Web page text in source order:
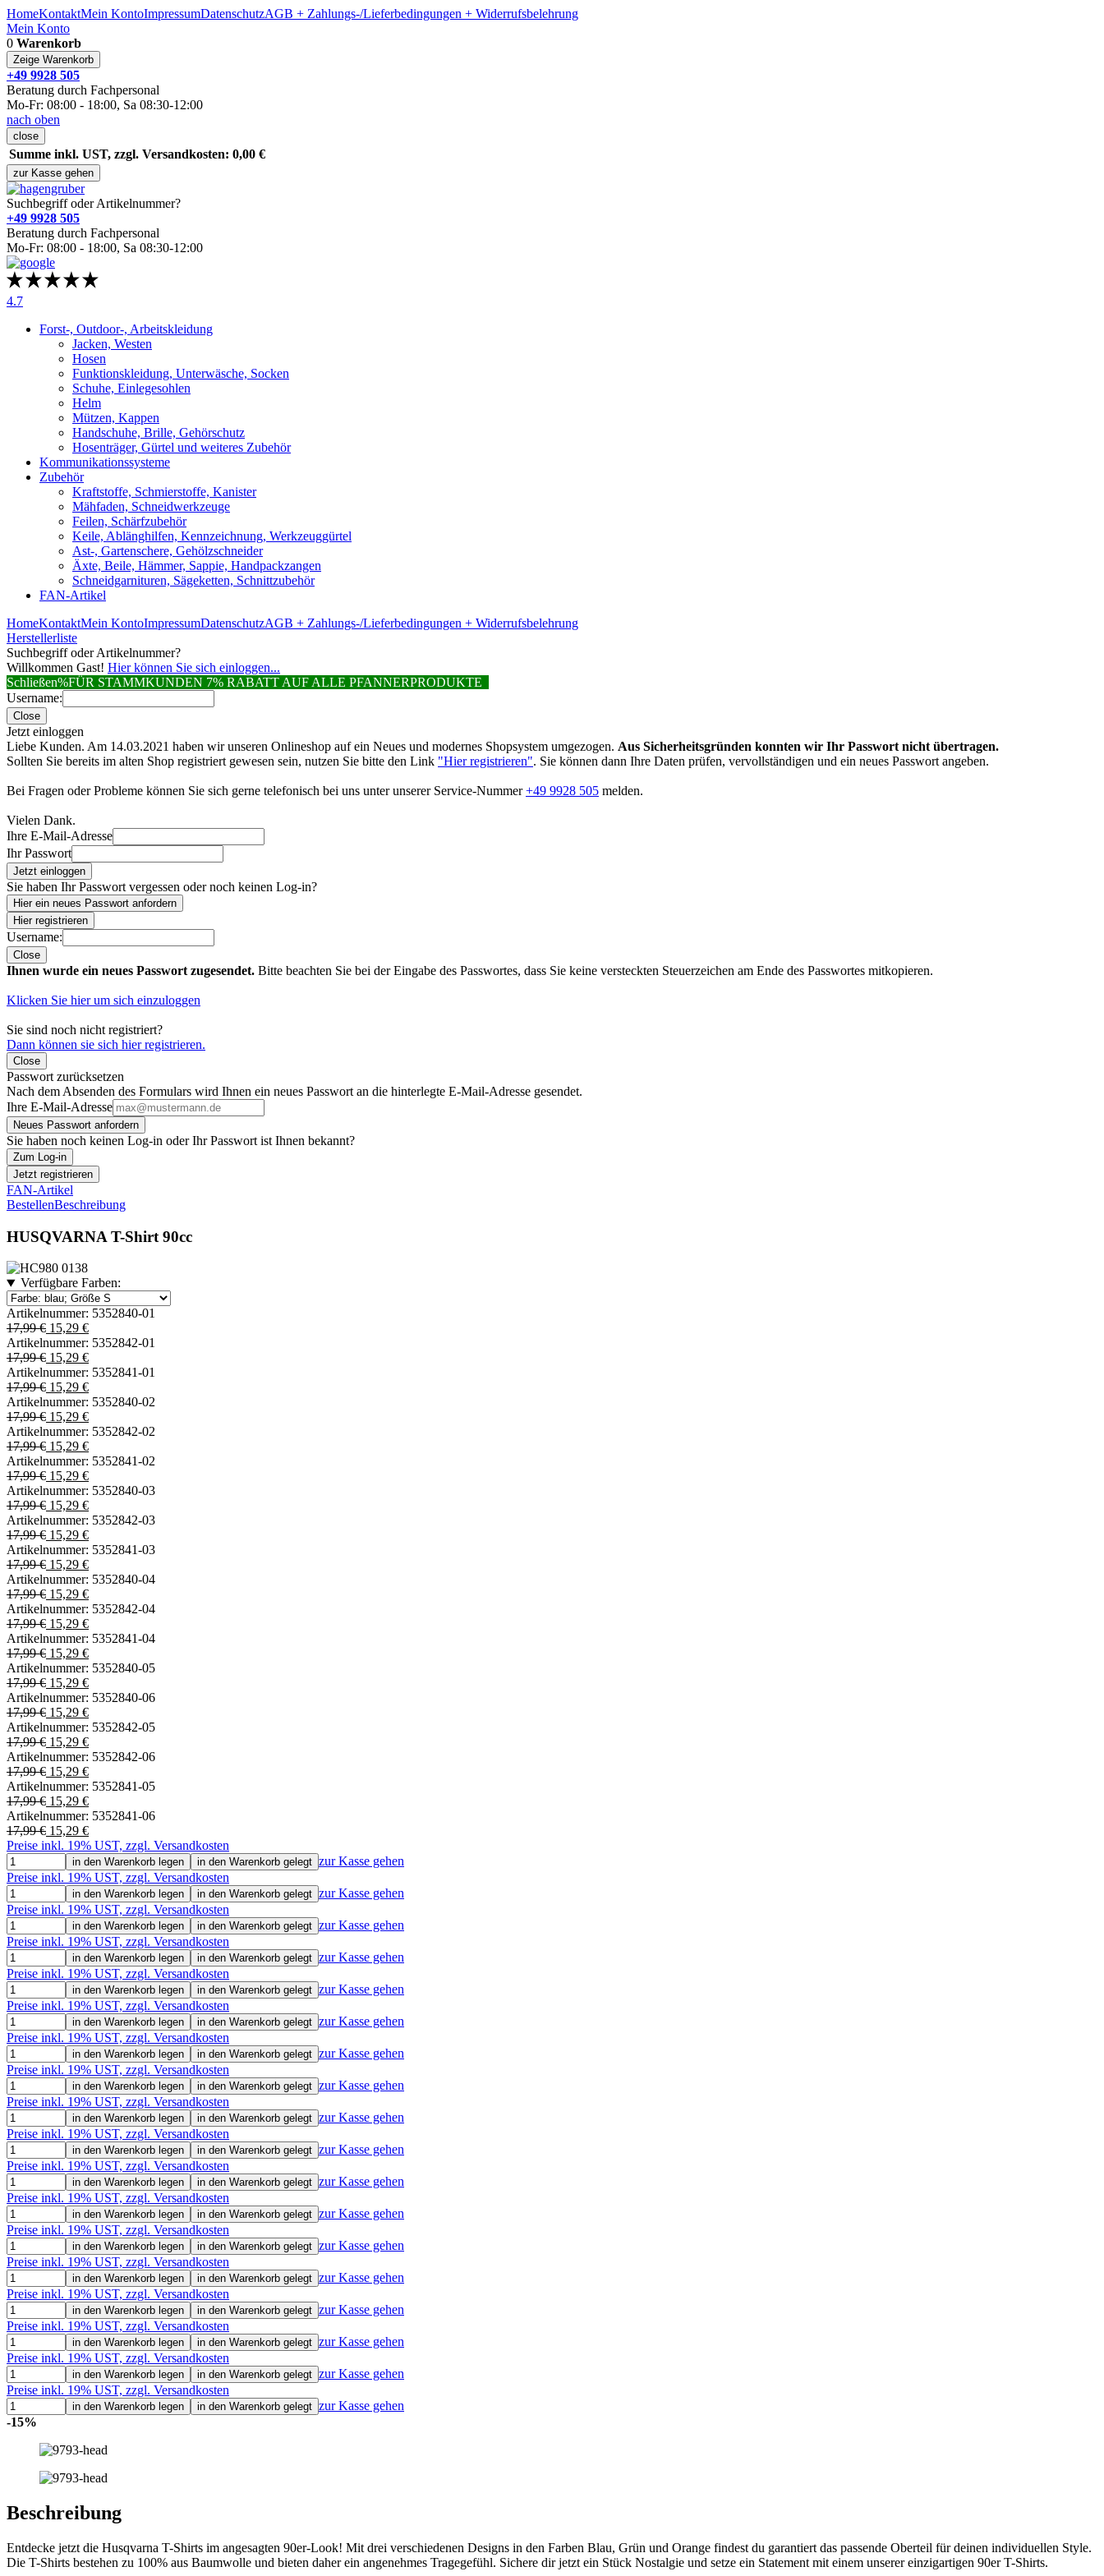
HomeKontaktMein KontoImpressumDatenschutzAGB + Zahlungs-/Lieferbedingungen + Widerrufsbelehrung
Mein Konto
0 Warenkorb
Zeige Warenkorb
+49 9928 505
Beratung durch Fachpersonal
Mo-Fr: 08:00 - 18:00, Sa 08:30-12:00
nach oben
close
Summe inkl. UST, zzgl. Versandkosten: 0,00 €
zur Kasse gehen
Suchbegriff oder Artikelnummer?
+49 9928 505
Beratung durch Fachpersonal
Mo-Fr: 08:00 - 18:00, Sa 08:30-12:00
4.7
Forst-, Outdoor-, Arbeitskleidung
Jacken, Westen
Hosen
Funktionskleidung, Unterwäsche, Socken
Schuhe, Einlegesohlen
Helm
Mützen, Kappen
Handschuhe, Brille, Gehörschutz
Hosenträger, Gürtel und weiteres Zubehör
Kommunikationssysteme
Zubehör
Kraftstoffe, Schmierstoffe, Kanister
Mähfaden, Schneidwerkzeuge
Feilen, Schärfzubehör
Keile, Ablänghilfen, Kennzeichnung, Werkzeuggürtel
Ast-, Gartenschere, Gehölzschneider
Äxte, Beile, Hämmer, Sappie, Handpackzangen
Schneidgarnituren, Sägeketten, Schnittzubehör
FAN-Artikel
HomeKontaktMein KontoImpressumDatenschutzAGB + Zahlungs-/Lieferbedingungen + Widerrufsbelehrung
Herstellerliste
Suchbegriff oder Artikelnummer?
Willkommen Gast! Hier können Sie sich einloggen...
Schließen%FÜR STAMMKUNDEN 7% RABATT AUF ALLE PFANNERPRODUKTE
Username:
Close
Jetzt einloggen
Liebe Kunden. Am 14.03.2021 haben wir unseren Onlineshop auf ein Neues und modernes Shopsystem umgezogen. Aus Sicherheitsgründen konnten wir Ihr Passwort nicht übertragen.
Sollten Sie bereits im alten Shop registriert gewesen sein, nutzen Sie bitte den Link "Hier registrieren". Sie können dann Ihre Daten prüfen, vervollständigen und ein neues Passwort angeben.
Bei Fragen oder Probleme können Sie sich gerne telefonisch bei uns unter unserer Service-Nummer+49 9928 505 melden.
Vielen Dank.
Ihre E-Mail-Adresse
Ihr Passwort
Jetzt einloggen
Sie haben Ihr Passwort vergessen oder noch keinen Log-in?
Hier ein neues Passwort anfordern
Hier registrieren
Username:
Close
Ihnen wurde ein neues Passwort zugesendet. Bitte beachten Sie bei der Eingabe des Passwortes, dass Sie keine versteckten Steuerzeichen am Ende des Passwortes mitkopieren.
Klicken Sie hier um sich einzuloggen
Sie sind noch nicht registriert?
Dann können sie sich hier registrieren.
Close
Passwort zurücksetzen
Nach dem Absenden des Formulars wird Ihnen ein neues Passwort an die hinterlegte E-Mail-Adresse gesendet.
Ihre E-Mail-Adresse
Neues Passwort anfordern
Sie haben noch keinen Log-in oder Ihr Passwort ist Ihnen bekannt?
Zum Log-in
Jetzt registrieren
FAN-Artikel
BestellenBeschreibung
HUSQVARNA T-Shirt 90cc
Verfügbare Farben:
Artikelnummer: 5352840-01
17,99 € 15,29 €
Artikelnummer: 5352842-01
17,99 € 15,29 €
Artikelnummer: 5352841-01
17,99 € 15,29 €
Artikelnummer: 5352840-02
17,99 € 15,29 €
Artikelnummer: 5352842-02
17,99 € 15,29 €
Artikelnummer: 5352841-02
17,99 € 15,29 €
Artikelnummer: 5352840-03
17,99 € 15,29 €
Artikelnummer: 5352842-03
17,99 € 15,29 €
Artikelnummer: 5352841-03
17,99 € 15,29 €
Artikelnummer: 5352840-04
17,99 € 15,29 €
Artikelnummer: 5352842-04
17,99 € 15,29 €
Artikelnummer: 5352841-04
17,99 € 15,29 €
Artikelnummer: 5352840-05
17,99 € 15,29 €
Artikelnummer: 5352840-06
17,99 € 15,29 €
Artikelnummer: 5352842-05
17,99 € 15,29 €
Artikelnummer: 5352842-06
17,99 € 15,29 €
Artikelnummer: 5352841-05
17,99 € 15,29 €
Artikelnummer: 5352841-06
17,99 € 15,29 €
Preise inkl. 19% UST, zzgl. Versandkosten
in den Warenkorb legen in den Warenkorb gelegt zur Kasse gehen
Preise inkl. 19% UST, zzgl. Versandkosten
in den Warenkorb legen in den Warenkorb gelegt zur Kasse gehen
Preise inkl. 19% UST, zzgl. Versandkosten
in den Warenkorb legen in den Warenkorb gelegt zur Kasse gehen
Preise inkl. 19% UST, zzgl. Versandkosten
in den Warenkorb legen in den Warenkorb gelegt zur Kasse gehen
Preise inkl. 19% UST, zzgl. Versandkosten
in den Warenkorb legen in den Warenkorb gelegt zur Kasse gehen
Preise inkl. 19% UST, zzgl. Versandkosten
in den Warenkorb legen in den Warenkorb gelegt zur Kasse gehen
Preise inkl. 19% UST, zzgl. Versandkosten
in den Warenkorb legen in den Warenkorb gelegt zur Kasse gehen
Preise inkl. 19% UST, zzgl. Versandkosten
in den Warenkorb legen in den Warenkorb gelegt zur Kasse gehen
Preise inkl. 19% UST, zzgl. Versandkosten
in den Warenkorb legen in den Warenkorb gelegt zur Kasse gehen
Preise inkl. 19% UST, zzgl. Versandkosten
in den Warenkorb legen in den Warenkorb gelegt zur Kasse gehen
Preise inkl. 19% UST, zzgl. Versandkosten
in den Warenkorb legen in den Warenkorb gelegt zur Kasse gehen
Preise inkl. 19% UST, zzgl. Versandkosten
in den Warenkorb legen in den Warenkorb gelegt zur Kasse gehen
Preise inkl. 19% UST, zzgl. Versandkosten
in den Warenkorb legen in den Warenkorb gelegt zur Kasse gehen
Preise inkl. 19% UST, zzgl. Versandkosten
in den Warenkorb legen in den Warenkorb gelegt zur Kasse gehen
Preise inkl. 19% UST, zzgl. Versandkosten
in den Warenkorb legen in den Warenkorb gelegt zur Kasse gehen
Preise inkl. 19% UST, zzgl. Versandkosten
in den Warenkorb legen in den Warenkorb gelegt zur Kasse gehen
Preise inkl. 19% UST, zzgl. Versandkosten
in den Warenkorb legen in den Warenkorb gelegt zur Kasse gehen
Preise inkl. 19% UST, zzgl. Versandkosten
in den Warenkorb legen in den Warenkorb gelegt zur Kasse gehen
-15%
Beschreibung
Entdecke jetzt die Husqvarna T-Shirts im angesagten 90er-Look! Mit drei verschiedenen Designs in den Farben Blau, Grün und Orange findest du garantiert das passende Oberteil für deinen individuellen Style.
Die T-Shirts bestehen zu 100% aus Baumwolle und bieten daher ein angenehmes Tragegefühl. Sichere dir jetzt ein Stück Nostalgie und setze ein Statement mit einem unserer einzigartigen 90er T-Shirts.